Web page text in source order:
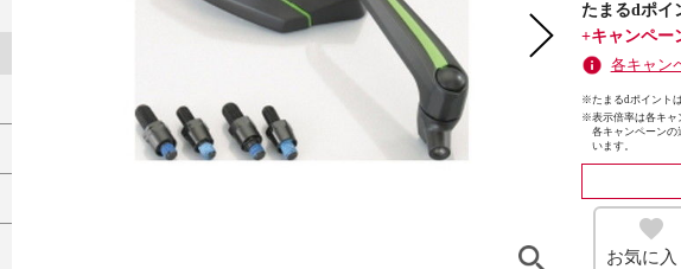
たまるdポイ
+キャンペー
各キャン
※たまるdポイント
※表示倍率は各キャ
各キャンペーンの
います。
お気に入